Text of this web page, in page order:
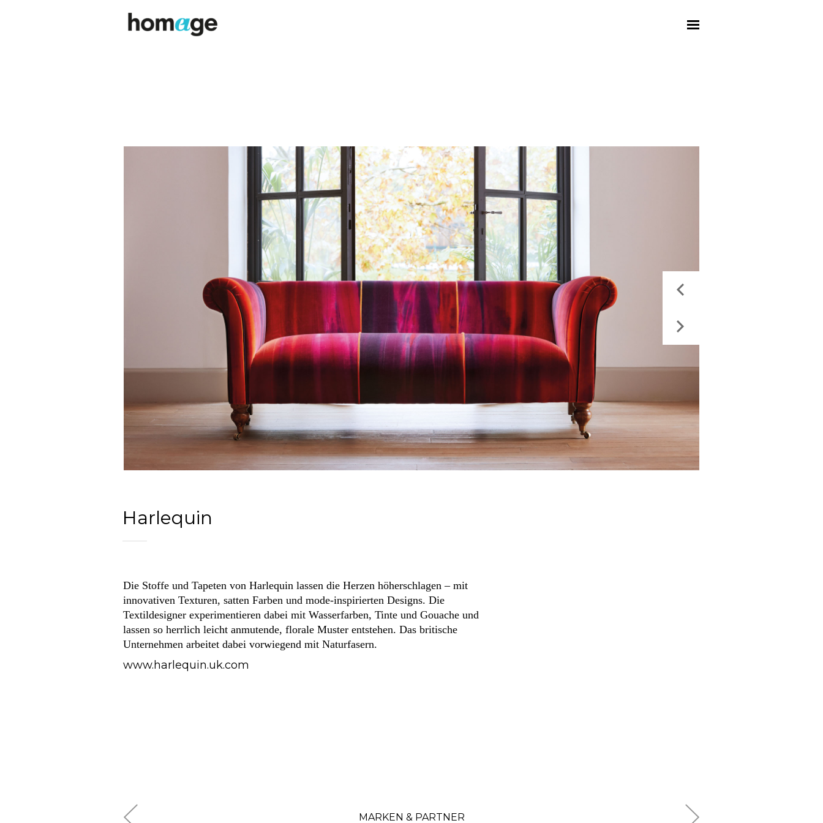
Harlequin
Die Stoffe und Tapeten von Harlequin lassen die Herzen höherschlagen – mit
innovativen Texturen, satten Farben und mode-inspirierten Designs. Die
Textildesigner experimentieren dabei mit Wasserfarben, Tinte und Gouache und
lassen so herrlich leicht anmutende, florale Muster entstehen. Das britische
Unternehmen arbeitet dabei vorwiegend mit Naturfasern.
www.harlequin.uk.com
MARKEN & PARTNER